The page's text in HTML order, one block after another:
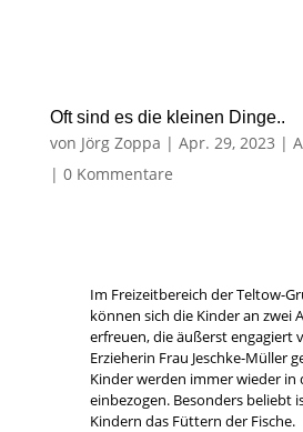
Oft sind es die kleinen Dinge..
von Jörg Zoppa | Apr. 29, 2023 |
| 0 Kommentare
Im Freizeitbereich der Teltow-
können sich die Kinder an zwei
erfreuen, die äußerst engagiert
Erzieherin Frau Jeschke-Müller
Kinder werden immer wieder in
einbezogen. Besonders beliebt
Kindern das Füttern der Fische.